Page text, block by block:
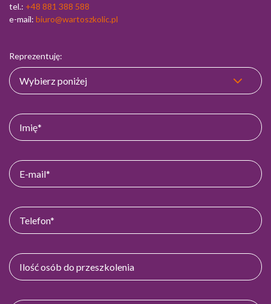
tel.: +48 881 388 588
e-mail: biuro@wartoszkolic.pl
Reprezentuję: